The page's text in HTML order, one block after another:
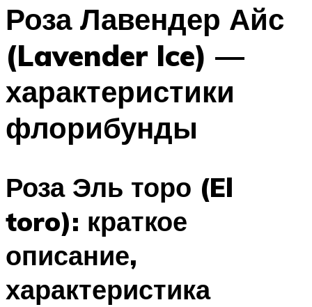
Роза Лавендер Айс
(Lavender Ice) —
характеристики
флорибунды
Роза Эль торо (El
toro): краткое
описание,
характеристика